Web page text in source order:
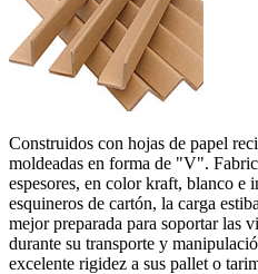
Construidos con hojas de papel
moldeadas en forma de "V".
espesores, en color kraft, blanco e
esquineros de cartón, la carga
mejor preparada para soportar las
durante su transporte y
excelente rigidez a sus pallet o